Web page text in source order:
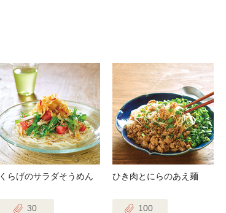
くらげのサラダそうめん
30
ひき肉とにらのあえ麺
100